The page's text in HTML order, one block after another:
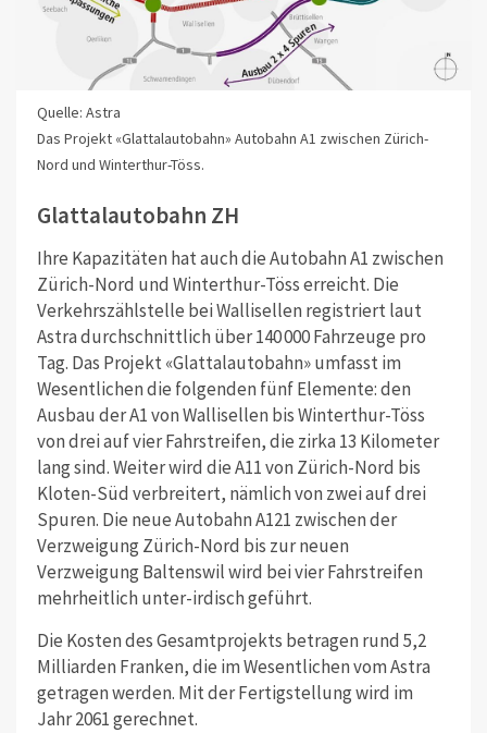
Quelle: Astra
Das Projekt «Glattalautobahn» Autobahn A1 zwischen Zürich-
Nord und Winterthur-Töss.
Glattalautobahn ZH
Ihre Kapazitäten hat auch die Autobahn A1 zwischen
Zürich-Nord und Winterthur-Töss erreicht. Die
Verkehrszählstelle bei Wallisellen registriert laut
Astra durchschnittlich über 140 000 Fahrzeuge pro
Tag. Das Projekt «Glattalautobahn» umfasst im
Wesentlichen die folgenden fünf Elemente: den
Ausbau der A1 von Wallisellen bis Winterthur-Töss
von drei auf vier Fahrstreifen, die zirka 13 Kilometer
lang sind. Weiter wird die A11 von Zürich-Nord bis
Kloten-Süd verbreitert, nämlich von zwei auf drei
Spuren. Die neue Autobahn A121 zwischen der
Verzweigung Zürich-Nord bis zur neuen
Verzweigung Baltenswil wird bei vier Fahrstreifen
mehrheitlich unter-irdisch geführt.
Die Kosten des Gesamtprojekts betragen rund 5,2
Milliarden Franken, die im Wesentlichen vom Astra
getragen werden. Mit der Fertigstellung wird im
Jahr 2061 gerechnet.